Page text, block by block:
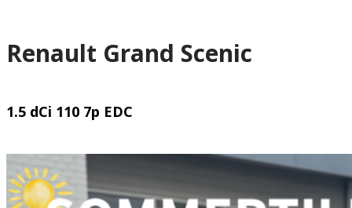
Renault Grand Scenic
1.5 dCi 110 7p EDC